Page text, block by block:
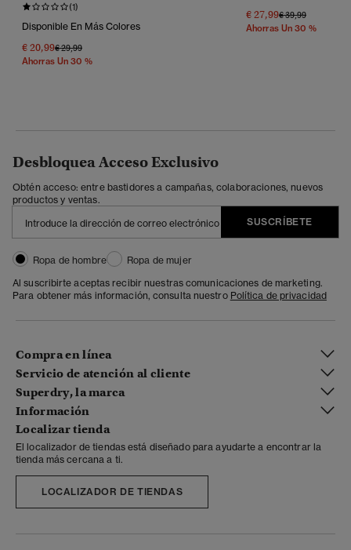
(1)
Disponible En Más Colores
€ 20,99Precio Rebajado De
€ 29,99A
Ahorras Un 30 %
€ 27,99Precio Rebajado
€ 39,99A
Ahorras Un 30 %
Desbloquea Acceso Exclusivo
Obtén acceso: entre bastidores a campañas, colaboraciones, nuevos
productos y ventas.
SUSCRÍBETE
Ropa de hombre
Ropa de mujer
Al suscribirte aceptas recibir nuestras comunicaciones de marketing.
Para obtener más información, consulta nuestro Política de privacidad
Compra en línea
Servicio de atención al cliente
Superdry, la marca
Información
Localizar tienda
El localizador de tiendas está diseñado para ayudarte a encontrar la
tienda más cercana a ti.
LOCALIZADOR DE TIENDAS